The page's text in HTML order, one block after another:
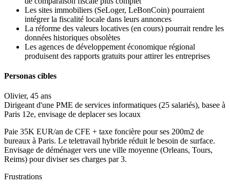
Les sites immobiliers (SeLoger, LeBonCoin) pourraient
intégrer la fiscalité locale dans leurs annonces
La réforme des valeurs locatives (en cours) pourrait rendre les
données historiques obsolètes
Les agences de développement économique régional
produisent des rapports gratuits pour attirer les entreprises
Personas cibles
Olivier, 45 ans
Dirigeant d'une PME de services informatiques (25 salariés), basee à
Paris 12e, envisage de deplacer ses locaux
Paie 35K EUR/an de CFE + taxe foncière pour ses 200m2 de
bureaux à Paris. Le teletravail hybride réduit le besoin de surface.
Envisage de déménager vers une ville moyenne (Orleans, Tours,
Reims) pour diviser ses charges par 3.
Frustrations